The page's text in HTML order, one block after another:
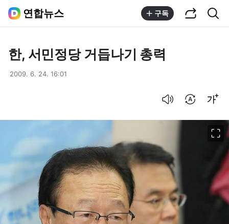
연합뉴스 구독
한, 서민정당 거듭나기 총력
2009. 6. 24. 16:01